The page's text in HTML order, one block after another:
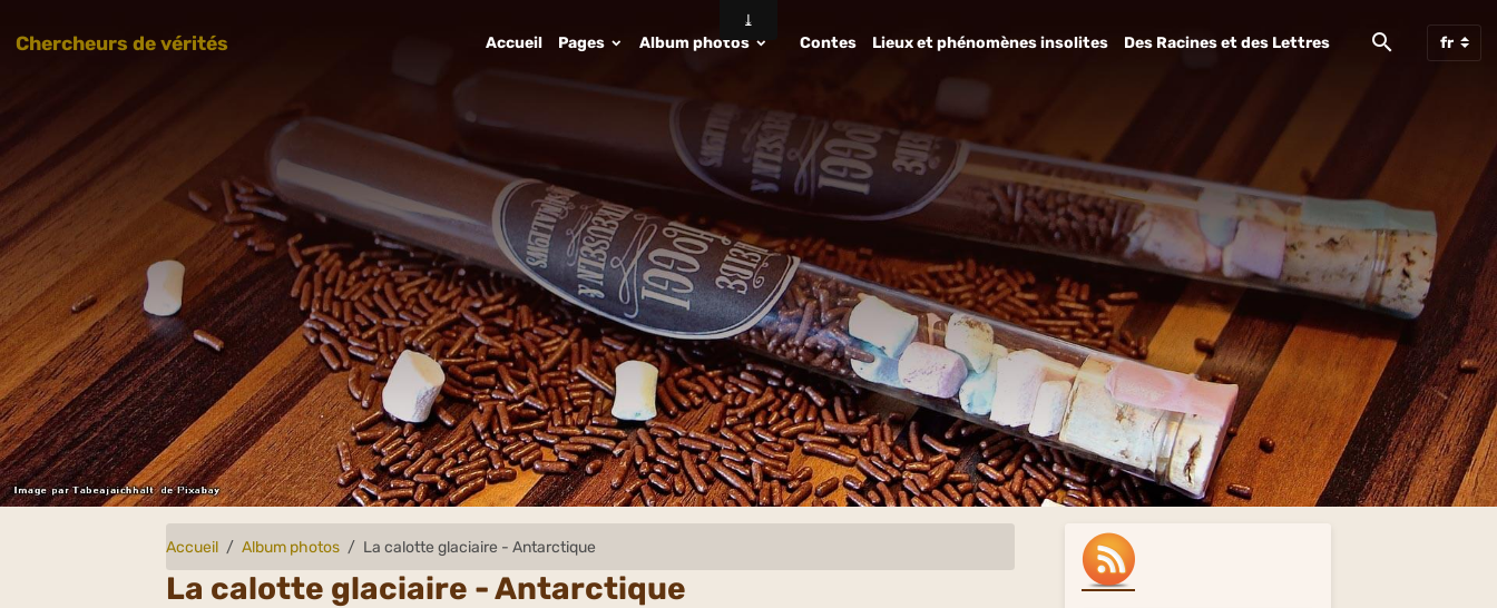
Chercheurs de vérités Accueil Pages Album photos Contes Lieux et phénomènes insolites Des Racines et des Lettres
Accueil Album photos La calotte glaciaire - Antarctique
La calotte glaciaire - Antarctique